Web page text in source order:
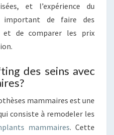
et l’expérience du
de faire des
et de comparer les prix
des seins avec
mammaires est une
consiste à remodeler les
mammaires. Cette